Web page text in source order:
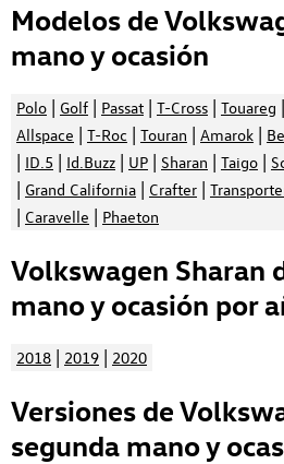
Modelos de
mano y ocasión
Polo | Golf | Passat | T-Cross | Touareg |
Allspace | T-Roc | Touran | Amarok |
| ID.5 | Id.Buzz | UP | Sharan | Taigo |
| Grand California | Crafter |
| Caravelle | Phaeton
Volkswagen Sharan
mano y ocasión por
2018 | 2019 | 2020
Versiones de
segunda mano y